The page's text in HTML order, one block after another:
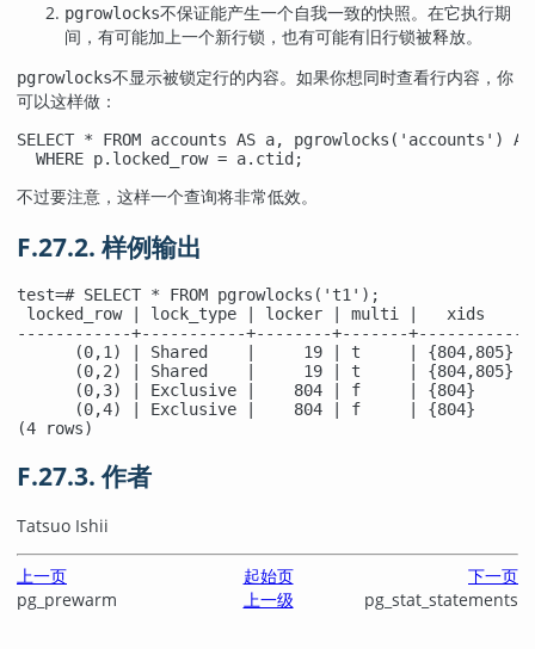
pgrowlocks不保证能产生一个自我一致的快照。在它执行期
间，有可能加上一个新行锁，也有可能有旧行锁被释放。
pgrowlocks不显示被锁定行的内容。如果你想同时查看行内容，你
可以这样做：
SELECT * FROM accounts AS a, pgrowlocks('accounts')
  WHERE p.locked_row = a.ctid;
不过要注意，这样一个查询将非常低效。
F.27.2. 样例输出
test=# SELECT * FROM pgrowlocks('t1');
locked_row | lock_type | locker | multi |   xids
------------+-----------+--------+-------+-----------
(0,1) | Shared    |     19 | t     | {804,805}
(0,2) | Shared    |     19 | t     | {804,805}
(0,3) | Exclusive |    804 | f     | {804}
(0,4) | Exclusive |    804 | f     | {804}
(4 rows)
F.27.3. 作者
Tatsuo Ishii
上一页 起始页
下一页
pg_prewarm
上一级 pg_stat_statements